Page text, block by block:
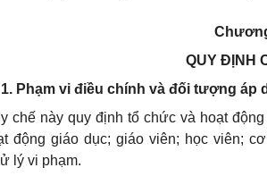
QUY ĐỊNH
Phạm vi điều chính và đối tượng áp
chế này quy định tổ chức và hoạt
động giáo dục; giáo viên; học viên;
lý vi phạm.